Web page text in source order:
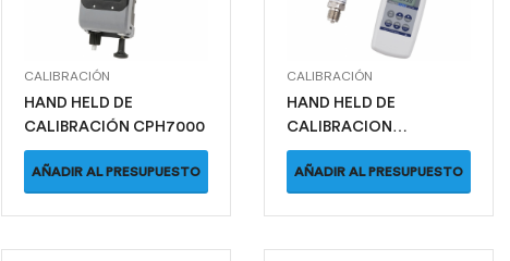
CALIBRACIÓN
HAND HELD DE
CALIBRACIÓN CPH7000
AÑADIR AL PRESUPUESTO
CALIBRACIÓN
HAND HELD DE
CALIBRACION
CPH6200/CPT6200
AÑADIR AL PRESUPUESTO